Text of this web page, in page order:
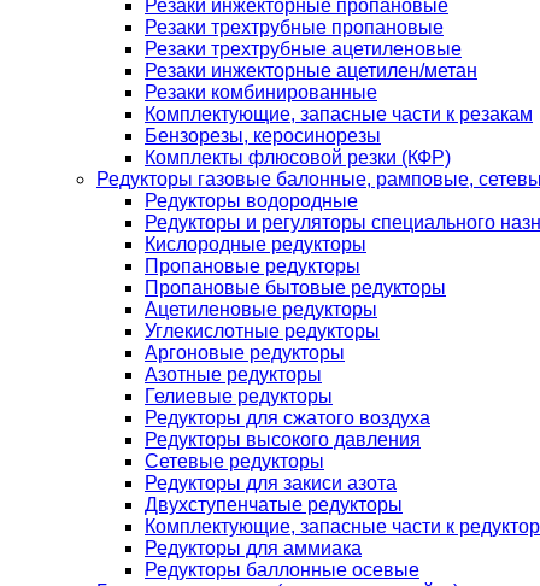
Резаки инжекторные пропановые
Резаки трехтрубные пропановые
Резаки трехтрубные ацетиленовые
Резаки инжекторные ацетилен/метан
Резаки комбинированные
Комплектующие, запасные части к резакам
Бензорезы, керосинорезы
Комплекты флюсовой резки (КФР)
Редукторы газовые балонные, рамповые,
Редукторы водородные
Редукторы и регуляторы специального
Кислородные редукторы
Пропановые редукторы
Пропановые бытовые редукторы
Ацетиленовые редукторы
Углекислотные редукторы
Аргоновые редукторы
Азотные редукторы
Гелиевые редукторы
Редукторы для сжатого воздуха
Редукторы высокого давления
Сетевые редукторы
Редукторы для закиси азота
Двухступенчатые редукторы
Комплектующие, запасные части к
Редукторы для аммиака
Редукторы баллонные осевые